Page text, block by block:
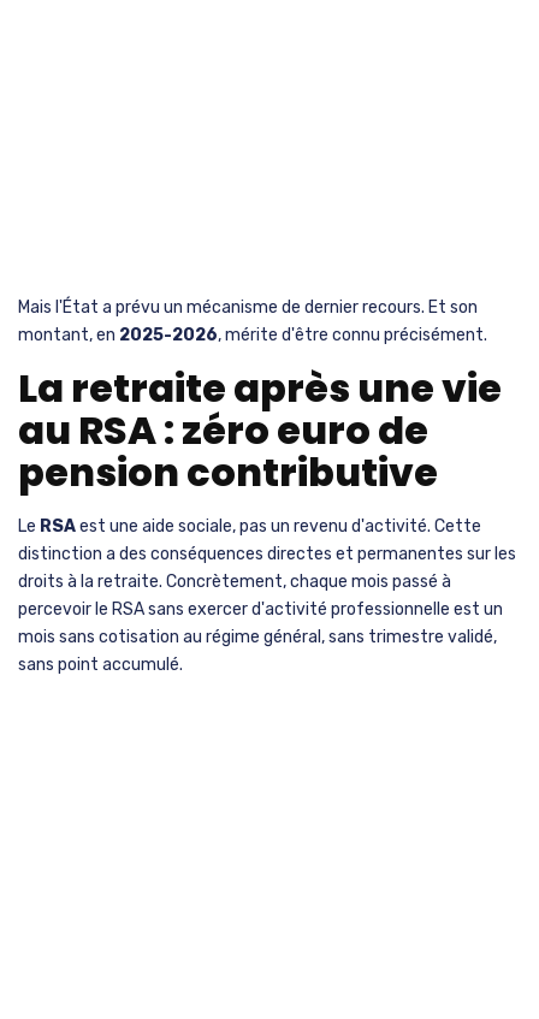
Mais l'État a prévu un mécanisme de dernier recours. Et son
montant, en 2025-2026, mérite d'être connu précisément.
La retraite après une vie
au RSA : zéro euro de
pension contributive
Le RSAest une aide sociale, pas un revenu d'activité. Cette
distinction a des conséquences directes et permanentes sur les
droits à la retraite. Concrètement, chaque mois passé à
percevoir le RSA sans exercer d'activité professionnelle est un
mois sans cotisation au régime général, sans trimestre validé,
sans point accumulé.